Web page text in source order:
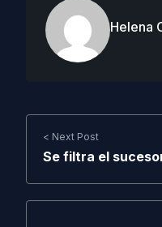
Helena
< Next Post
Se filtra el